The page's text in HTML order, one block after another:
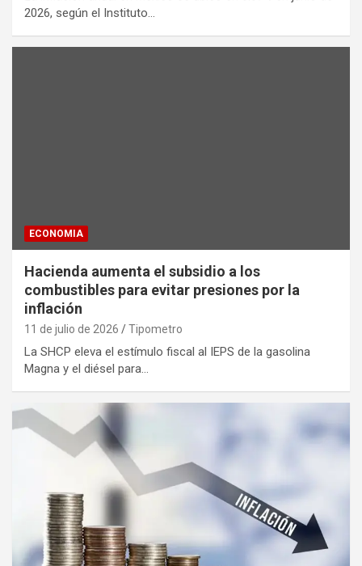
2026, según el Instituto…
ECONOMIA
Hacienda aumenta el subsidio a los
combustibles para evitar presiones por la
inflación
11 de julio de 2026 Tipometro
La SHCP eleva el estímulo fiscal al IEPS de la gasolina
Magna y el diésel para…